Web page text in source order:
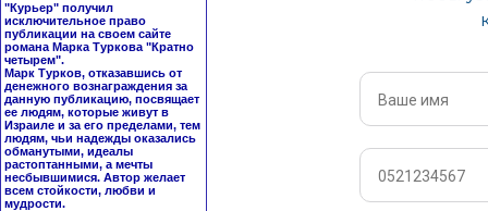
"Курьер" получил
исключительное право
публикации на своем сайте
романа Марка Туркова "Кратно
четырем".
Марк Турков, отказавшись от
денежного вознаграждения за
данную публикацию, посвящает
ее людям, которые живут в
Израиле и за его пределами, тем
людям, чьи надежды оказались
обманутыми, идеалы
растоптанными, а мечты
несбывшимися. Автор желает
всем стойкости, любви и
мудрости.